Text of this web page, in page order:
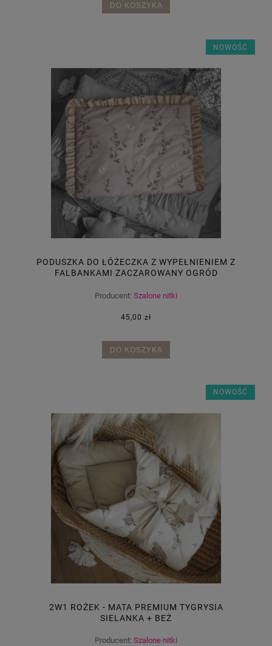
DO KOSZYKA
PODUSZKA DO ŁÓŻECZKA Z WYPEŁNIENIEM Z
FALBANKAMI ZACZAROWANY OGRÓD
Producent: Szalone nitki
45,00 zł
DO KOSZYKA
NOWOŚĆ
2W1 ROŻEK - MATA PREMIUM TYGRYSIA
SIELANKA + BEŻ
Producent: Szalone nitki
NOWOŚĆ